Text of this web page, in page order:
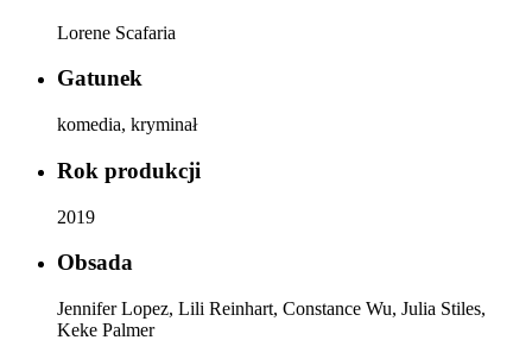
Lorene Scafaria
Gatunek
komedia, kryminał
Rok produkcji
2019
Obsada
Jennifer Lopez, Lili Reinhart, Constance Wu, Julia Stiles,
Keke Palmer